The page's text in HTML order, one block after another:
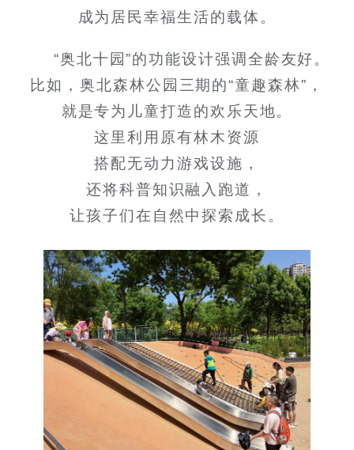
成为居民幸福生活的载体。
“奥北十园”的功能设计强调全龄友好。
比如，奥北森林公园三期的“童趣森林”，
就是专为儿童打造的欢乐天地。
这里利用原有林木资源
搭配无动力游戏设施，
还将科普知识融入跑道，
让孩子们在自然中探索成长。